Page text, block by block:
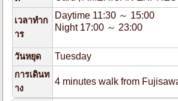
เวลาทำก
าร
Daytime 11:30 ～ 15:00
Night 17:00 ～ 23:00
วันหยุด Tuesday
การเดินท
าง
4 minutes walk from